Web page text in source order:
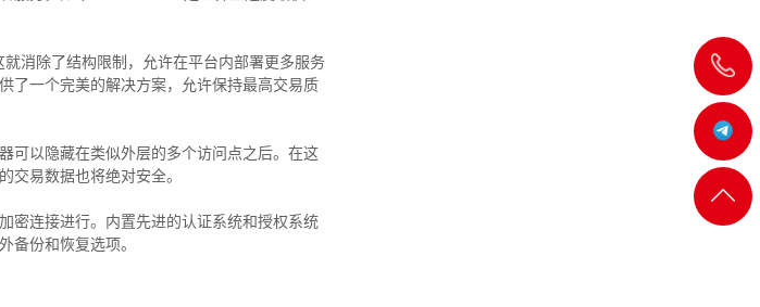
飞
机
客服
返回
消除了结构限制，允许在平台内部署更多服务
了一个完美的解决方案，允许保持最高交易质
可以隐藏在类似外层的多个访问点之后。在这
交易数据也将绝对安全。
密连接进行。内置先进的认证系统和授权系统
备份和恢复选项。